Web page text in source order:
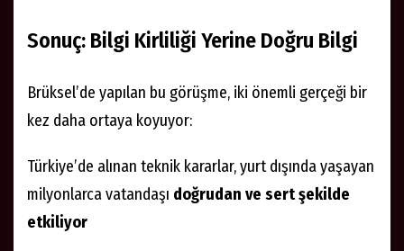
Sonuç: Bilgi Kirliliği Yerine Doğru Bilgi
Brüksel’de yapılan bu görüşme, iki önemli gerçeği bir
kez daha ortaya koyuyor:
Türkiye’de alınan teknik kararlar, yurt dışında yaşayan
milyonlarca vatandaşı doğrudan ve sert şekilde
etkiliyor